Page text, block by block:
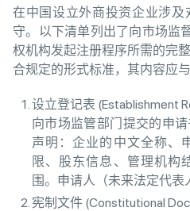
在中国设立外商投资企业涉
守。以下清单列出了向市场监
权机构发起注册程序所需的完
合规定的形式标准，其内容应
设立登记表 (Establishment
向市场监管部门提交的申
声明：企业的中文全称、
限、股东信息、管理机构
围。申请人（未来法定代表
宪制文件 (Constitutional